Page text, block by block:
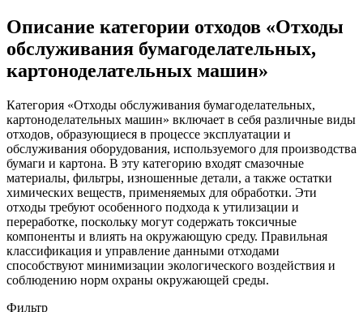
Описание категории отходов «Отходы
обслуживания бумагоделательных,
картоноделательных машин»
Категория «Отходы обслуживания бумагоделательных,
картоноделательных машин» включает в себя различные виды
отходов, образующиеся в процессе эксплуатации и
обслуживания оборудования, используемого для производства
бумаги и картона. В эту категорию входят смазочные
материалы, фильтры, изношенные детали, а также остатки
химических веществ, применяемых для обработки. Эти
отходы требуют особенного подхода к утилизации и
переработке, поскольку могут содержать токсичные
компоненты и влиять на окружающую среду. Правильная
классификация и управление данными отходами
способствуют минимизации экологического воздействия и
соблюдению норм охраны окружающей среды.
Фильтр